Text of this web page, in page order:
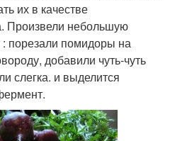
их в качестве
Произвели небольшую
: порезали помидоры на
добавили чуть-чуть
слегка. и выделится